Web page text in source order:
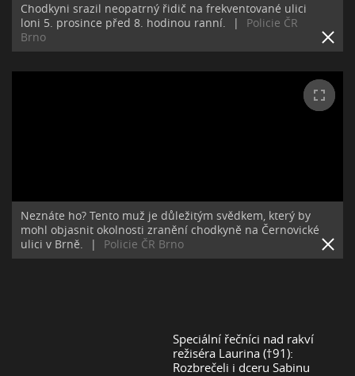
Chodkyni srazil neopatrný řidič na frekventované ulici
loni 5. prosince před 8. hodinou ranní.
|
Policie ČR
Brno
Neznáte ho? Tento muž je důležitým svědkem, který by
mohl objasnit okolnosti zranění chodkyně na Černovické
ulici v Brně.
| Policie ČR Brno
Speciální řečníci nad rakví
režiséra Laurina (†91):
Rozbrečeli i dceru Sabinu